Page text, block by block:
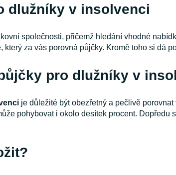
dlužníky v insolvenci
společnosti, přičemž hledání vhodné
za vás porovná půjčky. Kromě toho si dá
pro dlužníky v
je důležité být obezřetný a pečlivě
pohybovat i okolo desítek procent.